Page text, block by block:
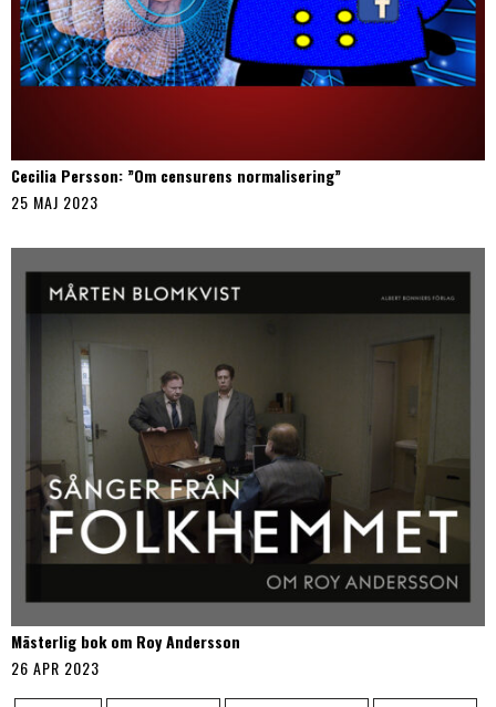
Cecilia Persson: ”Om censurens normalisering”
25 MAJ 2023
Mästerlig bok om Roy Andersson
26 APR 2023